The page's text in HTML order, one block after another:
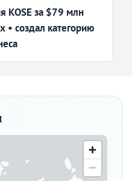
KOSE за $79 млн
• создал категорию